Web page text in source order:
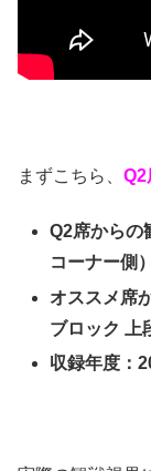
まずこちら、 Q2
Q2席からの
コーナー側）
オススメ席
ブロック 上
収録年度：